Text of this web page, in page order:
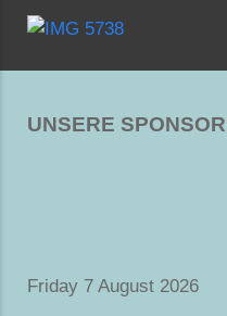
UNSERE
Friday 7 August 2026